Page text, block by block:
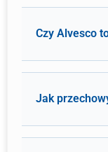
Czy Alvesco
Jak